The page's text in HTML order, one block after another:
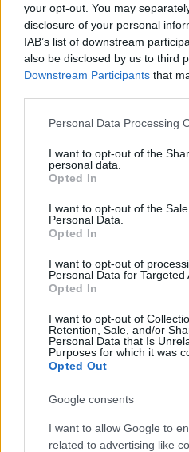
your opt-out. You may
disclosure of your personal
IAB’s list of downstream
also be disclosed by us to third
Downstream Participants that
Please note that this website/
not limited to your visit or usage
grant or deny consent to
use your data for below
consent section.
Personal Data Processing
I want to opt-out of the
personal data.
Opted In
I want to opt-out of the
Personal Data.
Opted In
I want to opt-out of
Personal Data for Targeted
Opted In
I want to opt-out of
Retention, Sale, and/or
Personal Data that Is
Purposes for which it was
Opted Out
Google consents
I want to allow Google to
related to advertising like
Continua a leggere
MILANOCORTINA26 (I LUOGHI)
Dove la montagna incontra
Cervino CineMountain
Marco Tessari · 6 Ago 2026